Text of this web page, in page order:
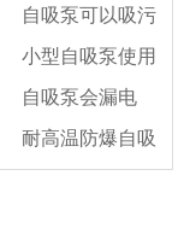
里吗?
自吸泵可以吸污
泥吗小型自吸泵使用
前是否都需要灌水?
自吸泵会漏电
吗?自吸泵漏电的原
耐高温防爆自吸